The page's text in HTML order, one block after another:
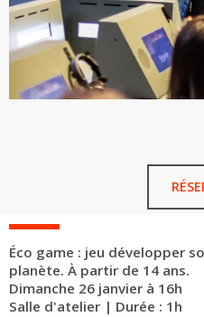
Éco game : jeu développer
planète. À partir de 14 ans.
Dimanche 26 janvier à 16h
Salle d'atelier | Durée : 1h